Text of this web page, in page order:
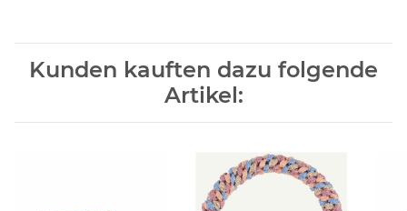
Kunden kauften dazu folgende
Artikel: